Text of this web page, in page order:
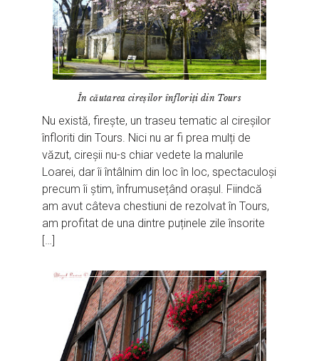
În căutarea cireșilor înfloriți din Tours
Nu există, firește, un traseu tematic al cireșilor
înfloriti din Tours. Nici nu ar fi prea mulți de
văzut, cireșii nu-s chiar vedete la malurile
Loarei, dar îi întâlnim din loc în loc, spectaculoși
precum îi știm, înfrumusețând orașul. Fiindcă
am avut câteva chestiuni de rezolvat în Tours,
am profitat de una dintre puținele zile însorite
[…]